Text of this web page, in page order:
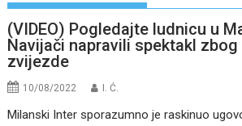
(VIDEO) Pogledajte ludnicu u
Navijači napravili spektakl
zvijezde
10/08/2022 I. Ć.
Milanski Inter sporazumno je raskinuo